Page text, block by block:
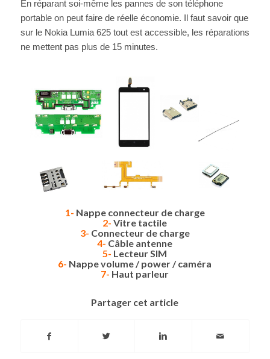
En réparant soi-même les pannes de son téléphone
portable on peut faire de réelle économie. Il faut savoir que
sur le Nokia Lumia 625 tout est accessible, les réparations
ne mettent pas plus de 15 minutes.
1- Nappe connecteur de charge
2- Vitre tactile
3- Connecteur de charge
4- Câble antenne
5- Lecteur SIM
6- Nappe volume / power / caméra
7- Haut parleur
Partager cet article